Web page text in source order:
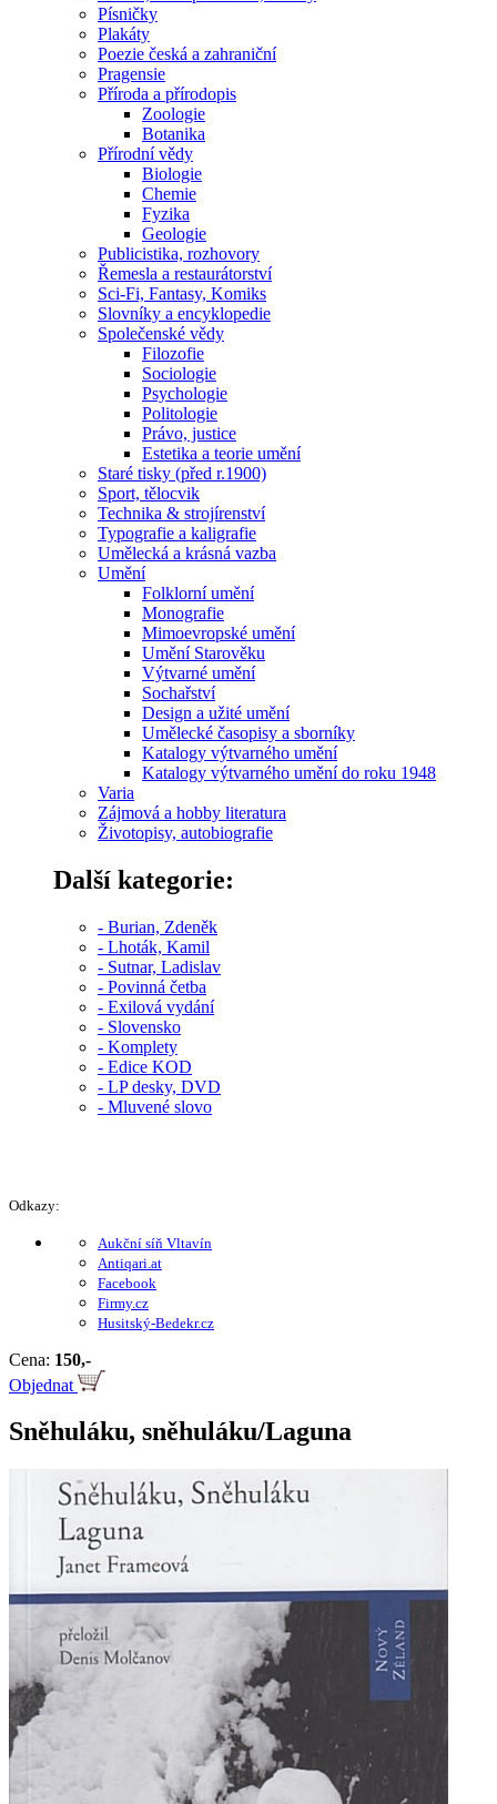
Písničky
Plakáty
Poezie česká a zahraniční
Pragensie
Příroda a přírodopis
Zoologie
Botanika
Přírodní vědy
Biologie
Chemie
Fyzika
Geologie
Publicistika, rozhovory
Řemesla a restaurátorství
Sci-Fi, Fantasy, Komiks
Slovníky a encyklopedie
Společenské vědy
Filozofie
Sociologie
Psychologie
Politologie
Právo, justice
Estetika a teorie umění
Staré tisky (před r.1900)
Sport, tělocvik
Technika & strojírenství
Typografie a kaligrafie
Umělecká a krásná vazba
Umění
Folklorní umění
Monografie
Mimoevropské umění
Umění Starověku
Výtvarné umění
Sochařství
Design a užité umění
Umělecké časopisy a sborníky
Katalogy výtvarného umění
Katalogy výtvarného umění do roku 1948
Varia
Zájmová a hobby literatura
Životopisy, autobiografie
Další kategorie:
- Burian, Zdeněk
- Lhoták, Kamil
- Sutnar, Ladislav
- Povinná četba
- Exilová vydání
- Slovensko
- Komplety
- Edice KOD
- LP desky, DVD
- Mluvené slovo
Odkazy:
Aukční síň Vltavín
Antiqari.at
Facebook
Firmy.cz
Husitský-Bedekr.cz
Cena: 150,-
Objednat
Sněhuláku, sněhuláku/Laguna